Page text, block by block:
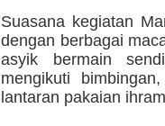
Suasana kegiatan
dengan berbagai
asyik bermain
mengikuti
lantaran pakaian